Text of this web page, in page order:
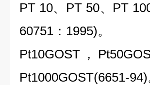
PT 10、PT 50、PT
60751：1995)。
Pt10GOST，
Pt1000GOST(6651-94)